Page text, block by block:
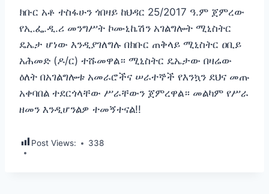
ክቡር አቶ ተስፋሁን ጎበዛይ ከህዳር 25/2017 ዓ.ም ጀምረው
የኢ.ፌ.ዲ.ሪ መንግሥት ኮሙኒኬሽን አገልግሎት ሚኒስትር
ዴኤታ ሆነው እንዲያገለግሉ በክቡር ጠቅላይ ሚኒስትር ዐቢይ
አሕመድ (ዶ/ር) ተሹመዋል። ሚኒስትር ዴኤታው በዛሬው
ዕለት በአገልግሎቱ አመራሮችና ሠራተኞች የእንኳን ደህና መጡ
አቀባበል ተደርጎላቸው ሥራቸውን ጀምረዋል። መልካም የሥራ
ዘመን እንዲሆንልዎ ተመኝተናል!!
Post Views: 338